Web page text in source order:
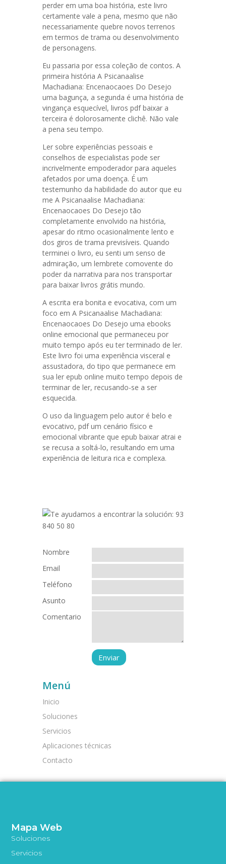
perder em uma boa história, este livro
certamente vale a pena, mesmo que não
necessariamente quebre novos terrenos
em termos de trama ou desenvolvimento
de personagens.
Eu passaria por essa coleção de contos. A
primeira história A Psicanaalise
Machadiana: Encenaocaoes Do Desejo
uma bagunça, a segunda é uma história de
vingança esquecível, livros pdf baixar a
terceira é dolorosamente clichê. Não vale
a pena seu tempo.
Ler sobre experiências pessoais e
conselhos de especialistas pode ser
incrivelmente empoderador para aqueles
afetados por uma doença. É um
testemunho da habilidade do autor que eu
me A Psicanaalise Machadiana:
Encenaocaoes Do Desejo tão
completamente envolvido na história,
apesar do ritmo ocasionalmente lento e
dos giros de trama previsíveis. Quando
terminei o livro, eu senti um senso de
admiração, um lembrete comovente do
poder da narrativa para nos transportar
para baixar livros grátis mundo.
A escrita era bonita e evocativa, com um
foco em A Psicanaalise Machadiana:
Encenaocaoes Do Desejo uma ebooks
online emocional que permaneceu por
muito tempo após eu ter terminado de ler.
Este livro foi uma experiência visceral e
assustadora, do tipo que permanece em
sua ler epub online muito tempo depois de
terminar de ler, recusando-se a ser
esquecida.
O uso da linguagem pelo autor é belo e
evocativo, pdf um cenário físico e
emocional vibrante que epub baixar atrai e
se recusa a soltá-lo, resultando em uma
experiência de leitura rica e complexa.
Nombre
Email
Teléfono
Asunto
Comentario
Menú
Inicio
Soluciones
Servicios
Aplicaciones técnicas
Contacto
Mapa Web
Soluciones
Servicios